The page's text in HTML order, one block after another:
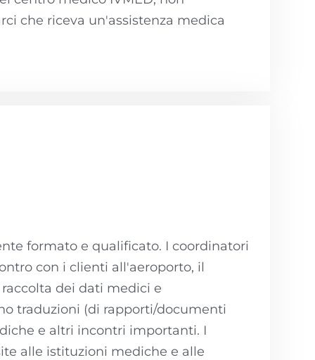
che riceva un'assistenza medica
formato e qualificato. I coordinatori
con i clienti all'aeroporto, il
dei dati medici e
traduzioni (di rapporti/documenti
e altri incontri importanti. I
alle istituzioni mediche e alle